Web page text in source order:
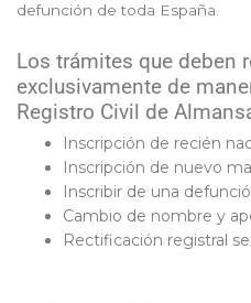
defunción de toda España.
Los trámites que deben
exclusivamente de
Registro Civil de
Inscripción de recién
Inscripción de nuevo
Inscribir de una
Cambio de nombre y
Rectificación registral